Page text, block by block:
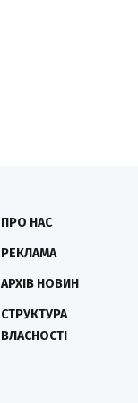
ПРО НАС
РЕКЛАМА
АРХІВ НОВИН
СТРУКТУРА
ВЛАСНОСТІ